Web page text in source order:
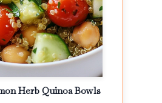
Herb Quinoa Bowls